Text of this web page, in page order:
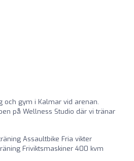
och gym i Kalmar vid arenan.
på Wellness Studio där vi tränar
Assaultbike Fria vikter
Friviktsmaskiner 400 kvm